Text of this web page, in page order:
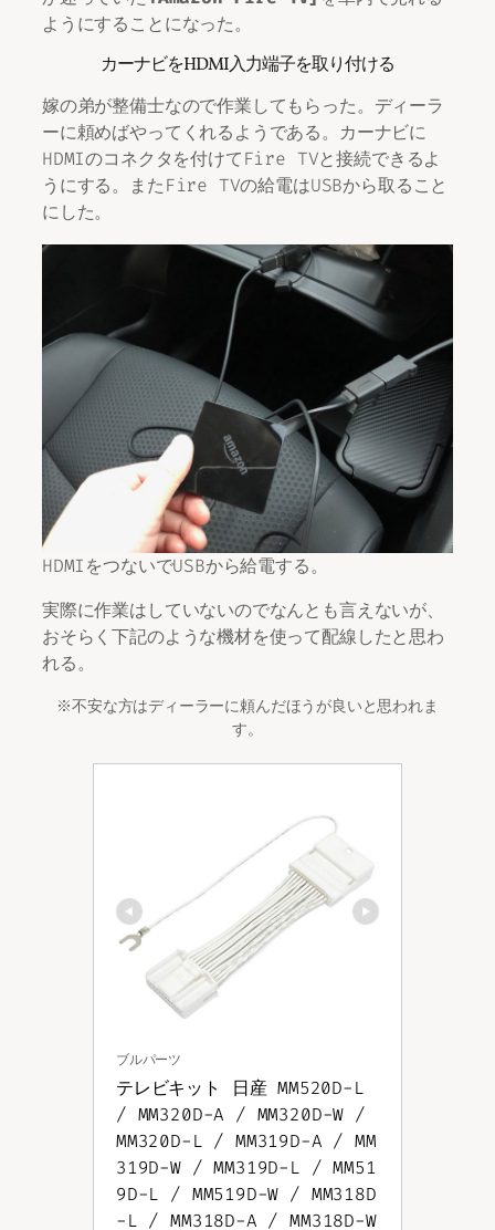
ようにすることになった。
カーナビをHDMI入力端子を取り付ける
嫁の弟が整備士なので作業してもらった。ディーラ
ーに頼めばやってくれるようである。カーナビに
HDMIのコネクタを付けてFire TVと接続できるよ
うにする。またFire TVの給電はUSBから取ること
にした。
HDMIをつないでUSBから給電する。
実際に作業はしていないのでなんとも言えないが、
おそらく下記のような機材を使って配線したと思わ
れる。
※不安な方はディーラーに頼んだほうが良いと思われま
す。
ブルパーツ
テレビキット 日産 MM520D-L
/ MM320D-A / MM320D-W /
MM320D-L / MM319D-A / MM
319D-W / MM319D-L / MM51
9D-L / MM519D-W / MM318D
-L / MM318D-A / MM318D-W